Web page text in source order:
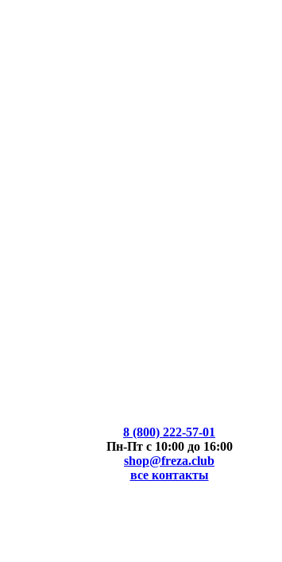
8 (800) 222-57-01
Пн-Пт с 10:00 до 16:00
shop@freza.club
все контакты